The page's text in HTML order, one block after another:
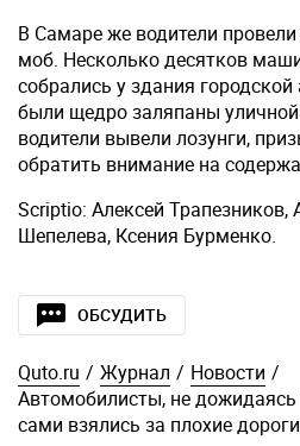
В Самаре же водители
моб. Несколько десятков
собрались у здания
были щедро заляпаны
водители вывели лозунги,
обратить внимание на
Scriptio: Алексей
Шепелева, Ксения Бурменко.
ОБСУДИТЬ
Quto.ru / Журнал / Новости /
Автомобилисты, не
сами взялись за плохие дороги